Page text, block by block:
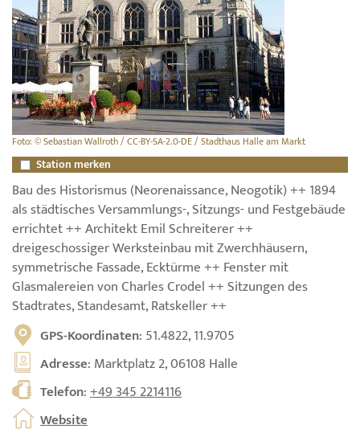
Foto: © Sebastian Wallroth / CC-BY-SA-2.0-DE / Stadthaus Halle am Markt
Station merken
Bau des Historismus (Neorenaissance, Neogotik) ++ 1894
als städtisches Versammlungs-, Sitzungs- und Festgebäude
errichtet ++ Architekt Emil Schreiterer ++
dreigeschossiger Werksteinbau mit Zwerchhäusern,
symmetrische Fassade, Ecktürme ++ Fenster mit
Glasmalereien von Charles Crodel ++ Sitzungen des
Stadtrates, Standesamt, Ratskeller ++
GPS-Koordinaten: 51.4822, 11.9705
Adresse: Marktplatz 2, 06108 Halle
Telefon:+49 345 2214116
Website